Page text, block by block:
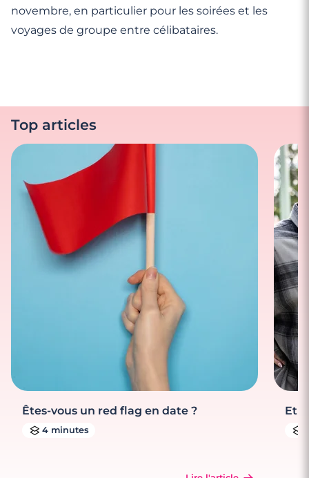
novembre, en particulier pour les soirées et les
voyages de groupe entre célibataires.
Top articles
Êtes-vous un red flag en date ?
4 minutes
Et